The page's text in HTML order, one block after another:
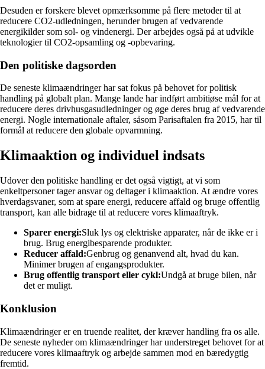
Desuden er forskere blevet opmærksomme på flere metoder til at
reducere CO2-udledningen, herunder brugen af vedvarende
energikilder som sol- og vindenergi. Der arbejdes også på at udvikle
teknologier til CO2-opsamling og -opbevaring.
Den politiske dagsorden
De seneste klimaændringer har sat fokus på behovet for politisk
handling på globalt plan. Mange lande har indført ambitiøse mål for at
reducere deres drivhusgasudledninger og øge deres brug af vedvarende
energi. Nogle internationale aftaler, såsom Parisaftalen fra 2015, har til
formål at reducere den globale opvarmning.
Klimaaktion og individuel indsats
Udover den politiske handling er det også vigtigt, at vi som
enkeltpersoner tager ansvar og deltager i klimaaktion. At ændre vores
hverdagsvaner, som at spare energi, reducere affald og bruge offentlig
transport, kan alle bidrage til at reducere vores klimaaftryk.
Sparer energi:Sluk lys og elektriske apparater, når de ikke er i
brug. Brug energibesparende produkter.
Reducer affald:Genbrug og genanvend alt, hvad du kan.
Minimer brugen af engangsprodukter.
Brug offentlig transport eller cykl:Undgå at bruge bilen, når
det er muligt.
Konklusion
Klimaændringer er en truende realitet, der kræver handling fra os alle.
De seneste nyheder om klimaændringer har understreget behovet for at
reducere vores klimaaftryk og arbejde sammen mod en bæredygtig
fremtid.